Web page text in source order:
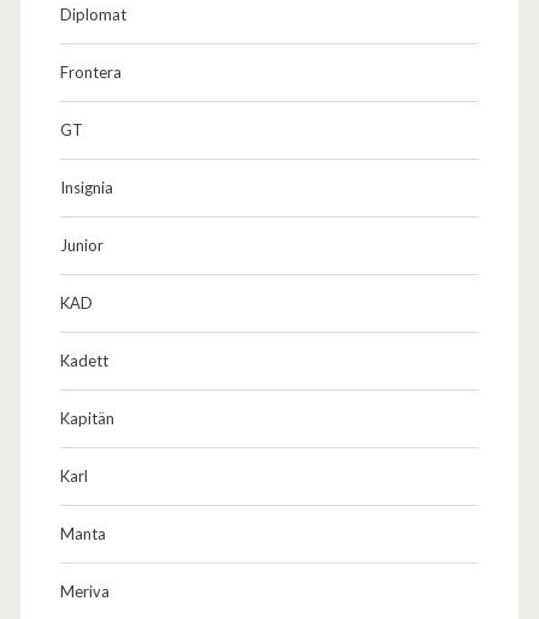
Diplomat
Frontera
GT
Insignia
Junior
KAD
Kadett
Kapitän
Karl
Manta
Meriva